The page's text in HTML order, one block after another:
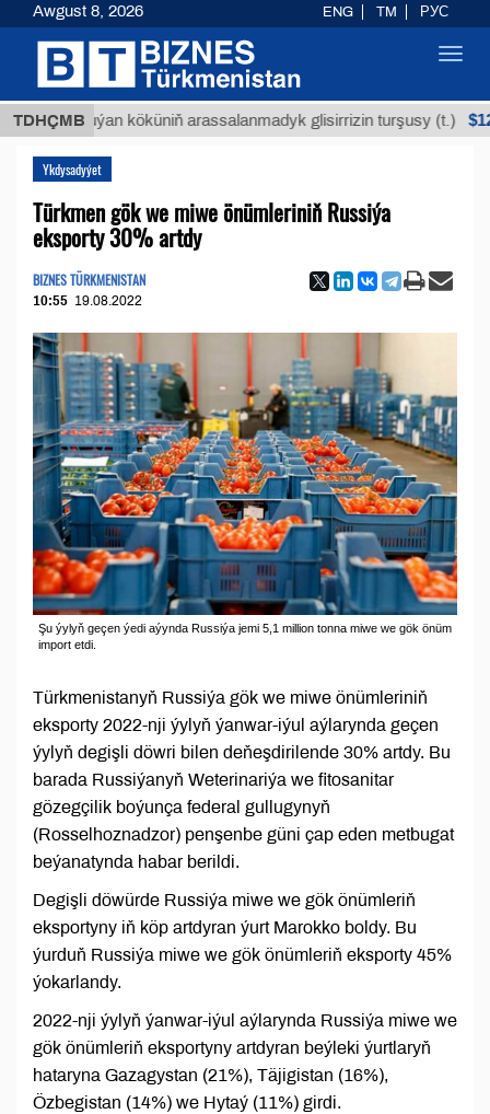
TDHÇMB
Buýan köküniň arassalanmadyk glisirrizin turşusy (t.) $12935,18
Ykdysadyýet
Türkmen gök we miwe önümleriniň Russiýa
eksporty 30% artdy
BIZNES TÜRKMENISTAN
10:55 19.08.2022
Şu ýylyň geçen ýedi aýynda Russiýa jemi 5,1 million tonna miwe we gök önüm
import etdi.
Türkmenistanyň Russiýa gök we miwe önümleriniň
eksporty 2022-nji ýylyň ýanwar-iýul aýlarynda geçen
ýylyň degişli döwri bilen deňeşdirilende 30% artdy. Bu
barada Russiýanyň Weterinariýa we fitosanitar
gözegçilik boýunça federal gullugynyň
(Rosselhoznadzor) penşenbe güni çap eden metbugat
beýanatynda habar berildi.
Degişli döwürde Russiýa miwe we gök önümleriň
eksportyny iň köp artdyran ýurt Marokko boldy. Bu
ýurduň Russiýa miwe we gök önümleriň eksporty 45%
ýokarlandy.
2022-nji ýylyň ýanwar-iýul aýlarynda Russiýa miwe we
gök önümleriň eksportyny artdyran beýleki ýurtlaryň
hataryna Gazagystan (21%), Täjigistan (16%),
Özbegistan (14%) we Hytaý (11%) girdi.
Awgust 8, 2026 ENG TM РУС